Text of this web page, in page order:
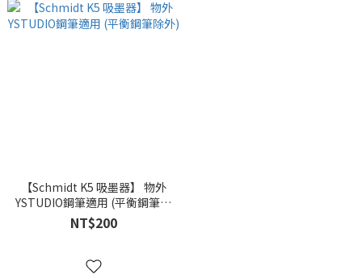
【Schmidt K5 吸墨器】 物外
YSTUDIO鋼筆適用 (平衡鋼筆除
外)
NT$200